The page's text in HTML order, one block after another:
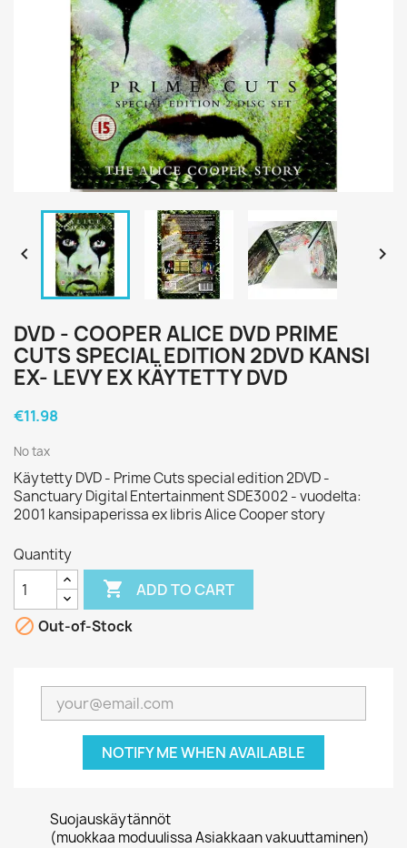
 
DVD - COOPER ALICE DVD PRIME
CUTS SPECIAL EDITION 2DVD KANSI
EX- LEVY EX KÄYTETTY DVD
€11.98
No tax
Käytetty DVD - Prime Cuts special edition 2DVD -
Sanctuary Digital Entertainment SDE3002 - vuodelta:
2001 kansipaperissa ex libris Alice Cooper story
Quantity
 ADD TO CART
 Out-of-Stock
NOTIFY ME WHEN AVAILABLE
Suojauskäytännöt
(muokkaa moduulissa Asiakkaan vakuuttaminen)